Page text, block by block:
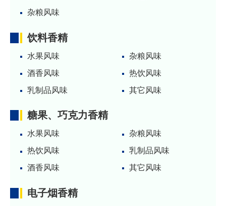
杂粮风味
饮料香精
水果风味
杂粮风味
酒香风味
热饮风味
乳制品风味
其它风味
糖果、巧克力香精
水果风味
杂粮风味
热饮风味
乳制品风味
酒香风味
其它风味
电子烟香精